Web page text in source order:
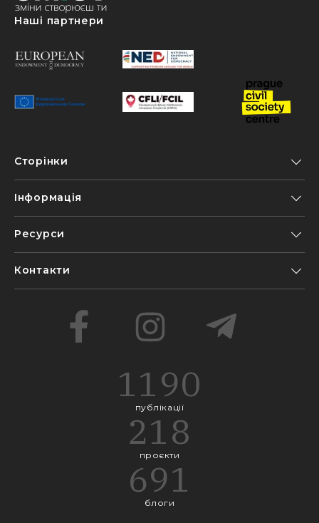
Наші партнери
Сторінки
Інформація
Ресурси
Контакти
1190
публікації
218
проєкти
691
блоги